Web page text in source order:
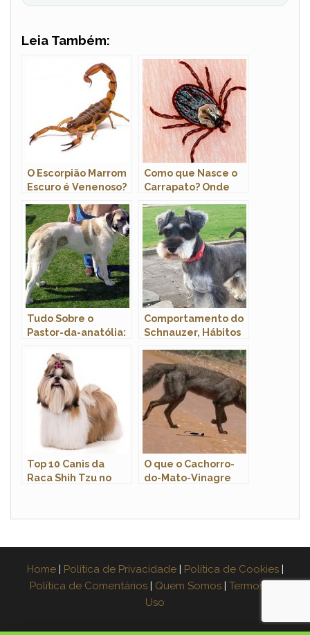
Leia Também:
O Escorpião Marrom
Escuro é Venenoso?
Como que Nasce o
Carrapato? Onde
Desenvolvem?
Tudo Sobre o
Pastor-da-anatólia:
Fotos
Comportamento do
Schnauzer, Hábitos
Top 10 Canis da
Raca Shih Tzu no
O que o Cachorro-
do-Mato-Vinagre
Home | Política de Privacidade | Política de Cookies |
Política de Comentários | Quem Somos | Termos de
Uso